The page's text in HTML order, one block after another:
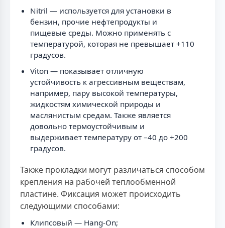
Nitril — используется для установки в
бензин, прочие нефтепродукты и
пищевые среды. Можно применять с
температурой, которая не превышает +110
градусов.
Viton — показывает отличную
устойчивость к агрессивным веществам,
например, пару высокой температуры,
жидкостям химической природы и
маслянистым средам. Также является
довольно термоустойчивым и
выдерживает температуру от –40 до +200
градусов.
Также прокладки могут различаться способом
крепления на рабочей теплообменной
пластине. Фиксация может происходить
следующими способами:
Клипсовый — Hang-On;